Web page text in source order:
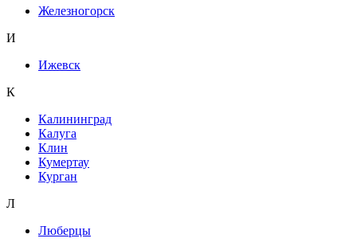
Железногорск
И
Ижевск
К
Калининград
Калуга
Клин
Кумертау
Курган
Л
Люберцы